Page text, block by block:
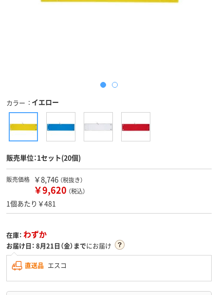
カラー イエロー
販売単位：1セット(20個)
販売価格 ￥8,746 （税抜き）
￥9,620 （税込）
1個あたり￥481
在庫： わずか
お届け日： 8月21日（金）までにお届け
直送品 エスコ